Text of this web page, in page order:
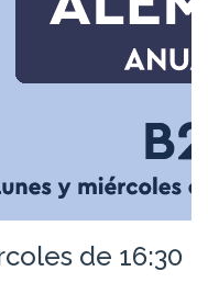
de 16:30